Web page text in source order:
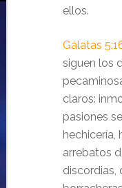
ellos.
Gálatas
siguen los
claros:
pasiones
hechicería,
arrebatos
discordias,